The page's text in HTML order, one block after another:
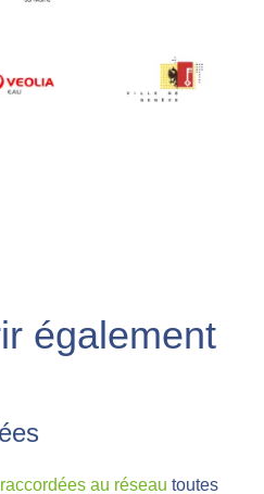
également
au réseau toutes